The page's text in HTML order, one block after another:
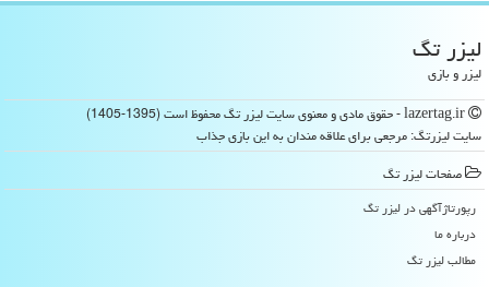
لیزر تگ
لیزر و بازی
سایت لیزرتگ: مرجعی برای علاقه مندان به این بازی جذاب
صفحات لیزر تگ
رپورتاژآگهی در لیزر تگ
درباره ما
مطالب لیزر تگ